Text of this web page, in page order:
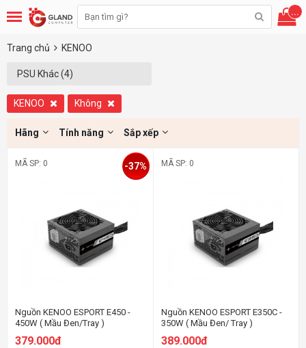
...
Trang chủ KENOO
PSU Khác (4)
KENOO Không
Hãng Tính năng Sắp xếp
MÃ SP: 0
Nguồn KENOO ESPORT E450 -
450W ( Mầu Đen/Tray )
379.000đ
-37% MÃ SP: 0
Nguồn KENOO ESPORT E350C -
350W ( Mầu Đen/ Tray )
389.000đ